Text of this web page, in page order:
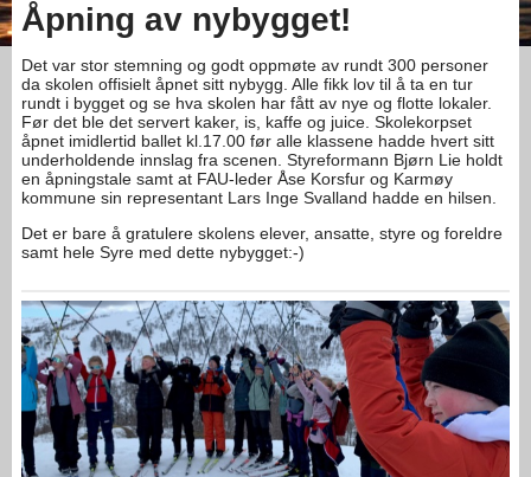
Åpning av nybygget!
Det var stor stemning og godt oppmøte av rundt 300 personer
da skolen offisielt åpnet sitt nybygg. Alle fikk lov til å ta en tur
rundt i bygget og se hva skolen har fått av nye og flotte lokaler.
Før det ble det servert kaker, is, kaffe og juice. Skolekorpset
åpnet imidlertid ballet kl.17.00 før alle klassene hadde hvert sitt
underholdende innslag fra scenen. Styreformann Bjørn Lie holdt
en åpningstale samt at FAU-leder Åse Korsfur og Karmøy
kommune sin representant Lars Inge Svalland hadde en hilsen.
Det er bare å gratulere skolens elever, ansatte, styre og foreldre
samt hele Syre med dette nybygget:-)